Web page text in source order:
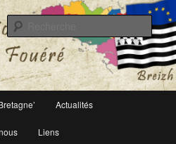
Fouéré
Fouéré
Actualités
Liens